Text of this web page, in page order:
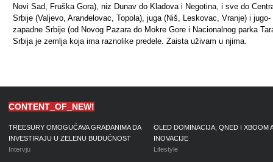
Novi Sad, Fruška Gora), niz Dunav do Kladova i Negotina, i sve do
Srbije (Valjevo, Aranđelovac, Topola), juga (Niš, Leskovac, Vranje) i jugo-
zapadne Srbije (od Novog Pazara do Mokre Gore i Nacionalnog parka
Srbija je zemlja koja ima raznolike predele. Zaista uživam u njima.
CONTENT_OF_NEW!
TREESURY OMOGUĆAVA GRAĐANIMA DA
INVESTIRAJU U ZELENU BUDUĆNOST
Intervju
OLED DOMINACIJA, QNED I XBOOM
INOVACIJE
Lifestyle